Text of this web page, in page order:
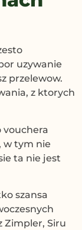
uzywanie
przelewow.
z ktorych
vouchera
w tym nie
ta nie jest
szansa
Zimpler, Siru